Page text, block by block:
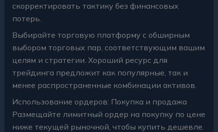
скорректировать тактику без финансовых
потерь.
Выбирайте торговую платформу с обширным
выбором торговых пар, соответствующим вашим
целям и стратегии. Хороший ресурс для
трейдинга предложит как популярные, так и
менее распространенные комбинации активов.
Использование ордеров: Покупка и продажа
Размещайте лимитный ордер на покупку по цене
ниже текущей рыночной, чтобы купить дешевле.